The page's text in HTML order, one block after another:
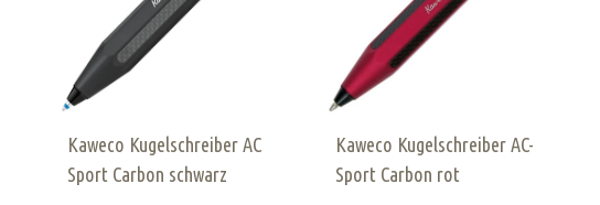
Kaweco Kugelschreiber AC
Sport Carbon schwarz
Kaweco Kugelschreiber AC-
Sport Carbon rot